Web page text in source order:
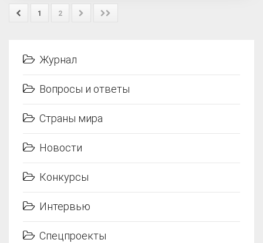
1 2
Журнал
Вопросы и ответы
Страны мира
Новости
Конкурсы
Интервью
Спецпроекты